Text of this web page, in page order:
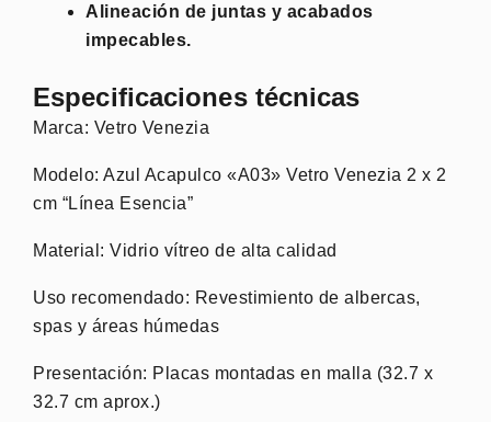
Alineación de juntas y acabados
impecables.
Especificaciones técnicas
Marca: Vetro Venezia
Modelo: Azul Acapulco «A03» Vetro Venezia 2 x 2
cm “Línea Esencia”
Material: Vidrio vítreo de alta calidad
Uso recomendado: Revestimiento de albercas,
spas y áreas húmedas
Presentación: Placas montadas en malla (32.7 x
32.7 cm aprox.)